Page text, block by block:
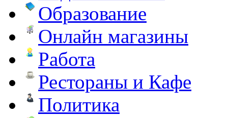
Образование
Онлайн магазины
Работа
Рестораны и Кафе
Политика